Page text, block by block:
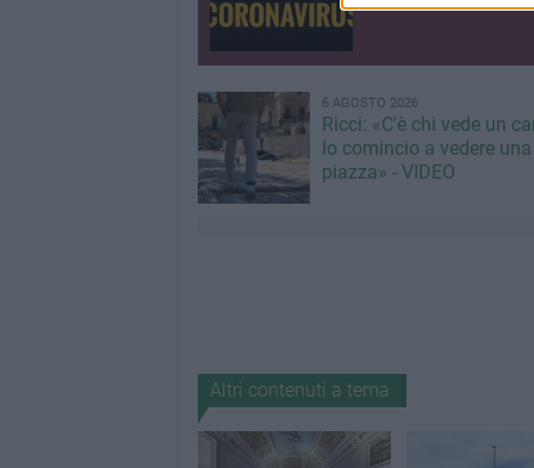
6 AGOSTO 2026
Ricci: «C'è chi vede un
Io comincio a vedere una
piazza» - VIDEO
Altri contenuti a tema